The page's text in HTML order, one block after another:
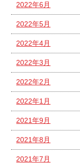
2022年6月
2022年5月
2022年4月
2022年3月
2022年2月
2022年1月
2021年9月
2021年8月
2021年7月